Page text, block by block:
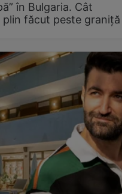
în Bulgaria. Cât
făcut peste graniță